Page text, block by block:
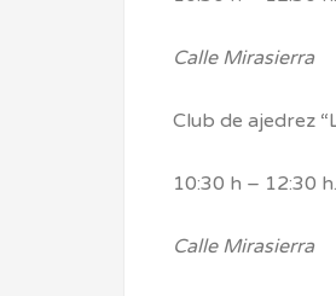
Calle Mirasierra
Club de ajedrez
10:30 h – 12:30 h.
Calle Mirasierra